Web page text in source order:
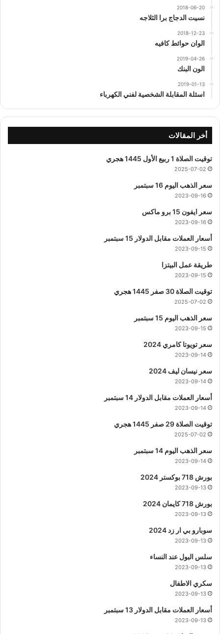
2018-06-20
نسيت الدجاج برا الثلاجه
2018-12-23
الوان حوائط كافيه
2019-04-26
الون البنك
2019-01-13
اسئلة المقابلة الشخصية لفني الكهرباء
أخر المقالات
توقيت الصلاة 1 ربيع الأول 1445 هجري
2025-07-02
سعر الذهب اليوم 16 سبتمبر
2023-09-16
سعر ايفون 15 برو ماكس
2023-09-16
أسعار العملات مقابل الدولار 15 سبتمبر
2023-09-15
طريقة عمل البيتزا
2023-09-15
توقيت الصلاة 30 صفر 1445 هجري
2025-07-02
سعر الذهب اليوم 15 سبتمبر
2023-09-15
سعر تويوتا كامري 2024
2023-09-14
سعر نيسان ليف 2024
2023-09-14
أسعار العملات مقابل الدولار 14 سبتمبر
2023-09-14
توقيت الصلاة 29 صفر 1445 هجري
2025-07-02
سعر الذهب اليوم 14 سبتمبر
2023-09-14
بورش 718 بوكستر 2024
2023-09-13
بورش 718 كايمان 2024
2023-09-13
سوبارو بي ار زد 2024
2023-09-13
سلس البول عند النساء
2023-09-13
سكري الاطفال
2023-09-13
أسعار العملات مقابل الدولار 13 سبتمبر
2023-09-13